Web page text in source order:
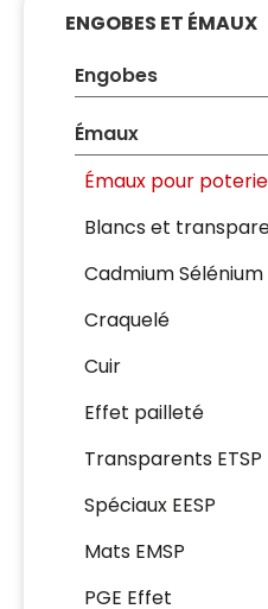
ENGOBES ET ÉMAUX
Engobes
Émaux
Émaux pour poterie
Blancs et
Cadmium Sélénium
Craquelé
Cuir
Effet pailleté
Transparents ETSP
Spéciaux EESP
Mats EMSP
PGE Effet